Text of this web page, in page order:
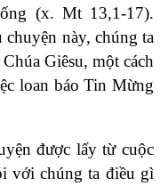
(x. Mt 13,1-17).
này, chúng ta
Giêsu, một cách
loan báo Tin Mừng
được lấy từ cuộc
với chúng ta điều gì